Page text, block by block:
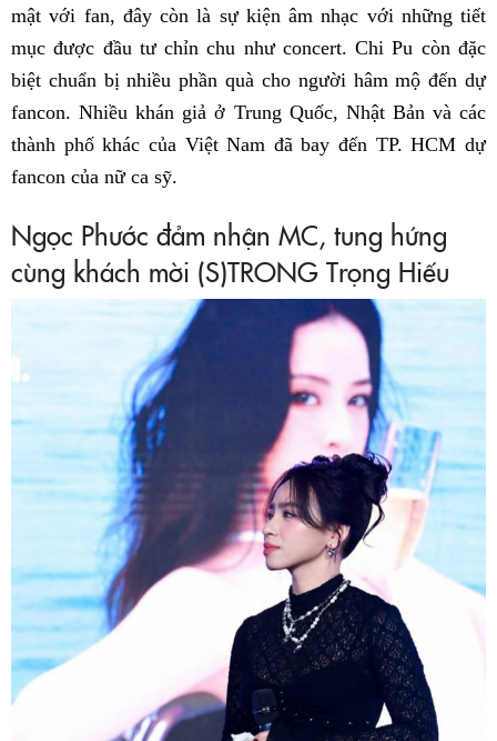
mật với fan, đây còn là sự kiện âm nhạc với những tiết
mục được đầu tư chỉn chu như concert. Chi Pu còn đặc
biệt chuẩn bị nhiều phần quà cho người hâm mộ đến dự
fancon. Nhiều khán giả ở Trung Quốc, Nhật Bản và các
thành phố khác của Việt Nam đã bay đến TP. HCM dự
fancon của nữ ca sỹ.
Ngọc Phước đảm nhận MC, tung hứng
cùng khách mời (S)TRONG Trọng Hiếu